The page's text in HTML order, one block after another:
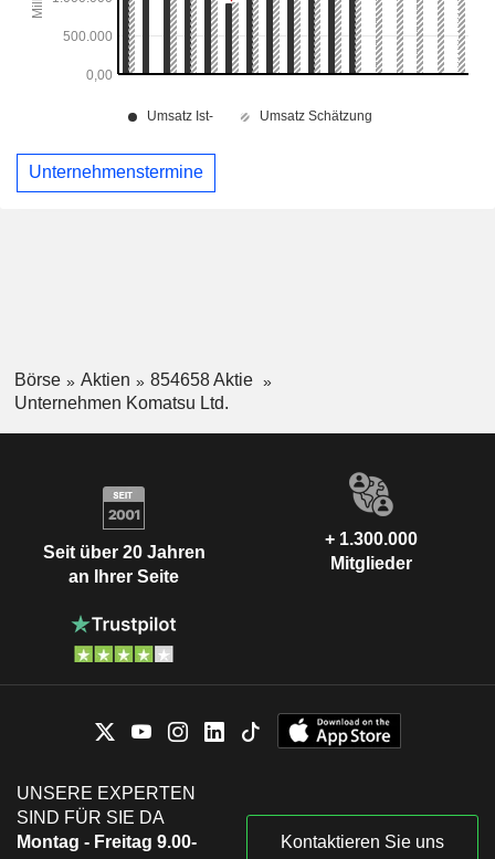
Unternehmenstermine
Börse Aktien
854658 Aktie
Unternehmen Komatsu Ltd.
Seit über 20 Jahren
an Ihrer Seite
+ 1.300.000
Mitglieder
UNSERE EXPERTEN
SIND FÜR SIE DA
Montag - Freitag 9.00-
Kontaktieren Sie uns